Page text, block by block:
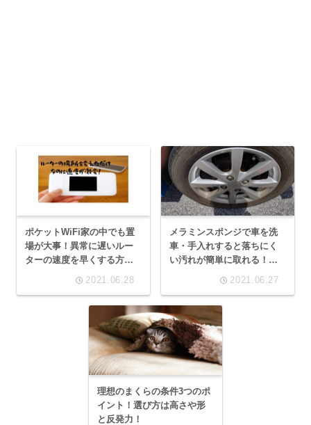
ポケットWiFi家の中でも置
場が大事！異常に遅いルー
ターの速度を早くする方
2021.06.28
メラミンスポンジで車を洗
車・手入れすると落ちにく
い汚れが簡単に取れる！使
用箇所や避けるべき部分
2021.06.27
理想のまくらの条件3つのポ
イント！選び方は高さや形
と反発力！